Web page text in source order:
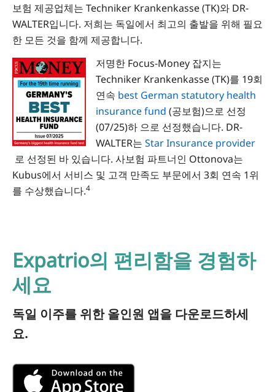
보험 제공업체는 Techniker Krankenkasse (TK)와 DR-
WALTER입니다. 저희는 독일에서 최고의 출발을 위해 필요
한 모든 것을 함께 제공합니다.
저명한 Focus-Money 잡지는
Techniker Krankenkasse (TK)를 19회
연속 best German statutory health
insurance fund (공보험)으로 선정
(07/25)하 으로 선정했습니다. DR-
WALTER는 Star Insurance provider
로 선정된 바 있습니다. 사보험 파트너인 Ottonova는
Kubus에서 서비스 및 고객 만족도 부문에서 3회 연속 1위
를 수상했습니다.4
Expatrio의 편리함을 경험하
세요
독일 이주를 위한 올인원 앱을 다운로드하세
요.